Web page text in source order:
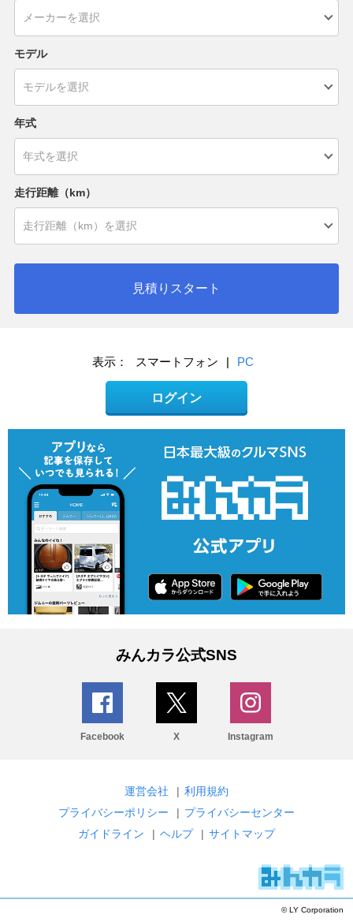
モデル
年式
走行距離（km）
見積りスタート
表示： スマートフォン | PC
ログイン
みんカラ公式SNS
Facebook X Instagram
運営会社 | 利用規約
プライバシーポリシー
| プライバシーセンター
ガイドライン
| ヘルプ | サイトマップ
© LY Corporation